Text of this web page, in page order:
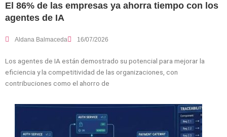
El 86% de las empresas ya ahorra tiempo con los
agentes de IA
Aldana Balmaceda 16/07/2026
Los agentes de IA están demostrado su potencial para mejorar la
eficiencia y la competitividad de las organizaciones, con
contribuciones como el ahorro de